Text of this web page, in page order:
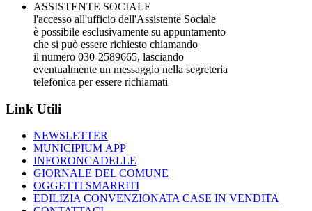
ASSISTENTE SOCIALE
l'accesso all'ufficio dell'Assistente Sociale
è possibile esclusivamente su appuntamento
che si può essere richiesto chiamando
il numero 030-2589665, lasciando
eventualmente un messaggio nella segreteria
telefonica per essere richiamati
Link Utili
NEWSLETTER
MUNICIPIUM APP
INFORONCADELLE
GIORNALE DEL COMUNE
OGGETTI SMARRITI
EDILIZIA CONVENZIONATA CASE IN VENDITA